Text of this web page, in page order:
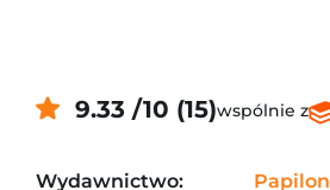
9.33 /10 (15)wspólnie z
Wydawnictwo: Papilon